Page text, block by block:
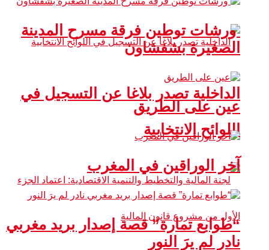
الداخلية تصدر بلاغا عن التسجيل في
اللوائح الانتخابية
ورشات توطين فرقة مسرح المدينة
الصغيرة بشفشاون
عين على الطريق
آخر الوراقين في المغرب
“طوابع تمارة” قصة إصدار بريد مغربي
نادر لم يرَ النور